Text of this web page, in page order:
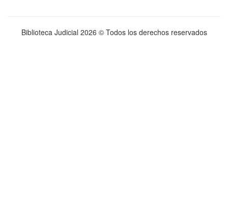
Biblioteca Judicial 2026 © Todos los derechos reservados